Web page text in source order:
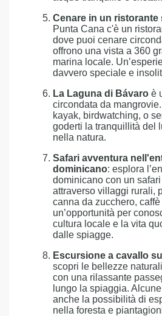
Cenare in un ristorante
Punta Cana c'è un
dove puoi cenare
offrono una vista a 360
marina locale.
davvero speciale e
La Laguna di Bávaro è
circondata da
kayak, birdwatching, o
goderti la tranquillità del
nella natura.
Safari avventura
dominicano: esplora
dominicano con un
attraverso villaggi rurali,
canna da zucchero,
un’opportunità per
cultura locale e la vita
dalle spiagge.
Escursione a cavallo
scopri le bellezze
con una rilassante
lungo la spiaggia.
anche la possibilità di
nella foresta e